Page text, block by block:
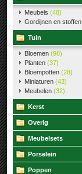
Meubels (48)
Gordijnen en stoffen
Tuin
Bloemen (98)
Planten (37)
Bloempotten (28)
Miniaturen (43)
Meubelen (32)
Kerst
Overig
Meubelsets
Porselein
Poppen